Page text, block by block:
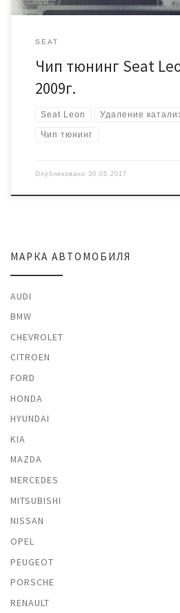
SEAT
Чип тюнинг Seat
2009г.
Seat Leon Удаление
Чип тюнинг
Опубликовано 30.05.2017
МАРКА АВТОМОБИЛЯ
AUDI
BMW
CHEVROLET
CITROEN
FORD
HONDA
HYUNDAI
KIA
MAZDA
MERCEDES
MITSUBISHI
NISSAN
OPEL
PEUGEOT
PORSCHE
RENAULT